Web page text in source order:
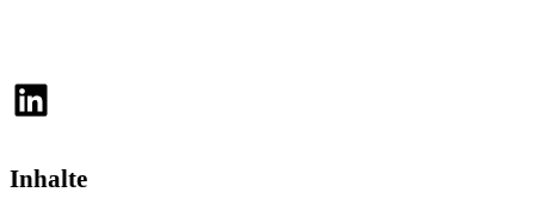
LinkedIn
Inhalte